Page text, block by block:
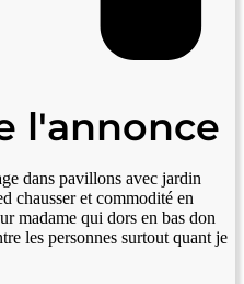
l'annonce
dans pavillons avec jardin
chausser et commodité en
madame qui dors en bas don
les personnes surtout quant je